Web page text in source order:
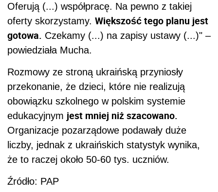
Oferują (...) współpracę. Na pewno z takiej
oferty skorzystamy. Większość tego planu jest
gotowa. Czekamy (...) na zapisy ustawy (...)" –
powiedziała Mucha.
Rozmowy ze stroną ukraińską przyniosły
przekonanie, że dzieci, które nie realizują
obowiązku szkolnego w polskim systemie
edukacyjnym jest mniej niż szacowano.
Organizacje pozarządowe podawały duże
liczby, jednak z ukraińskich statystyk wynika,
że to raczej około 50-60 tys. uczniów.
Źródło: PAP